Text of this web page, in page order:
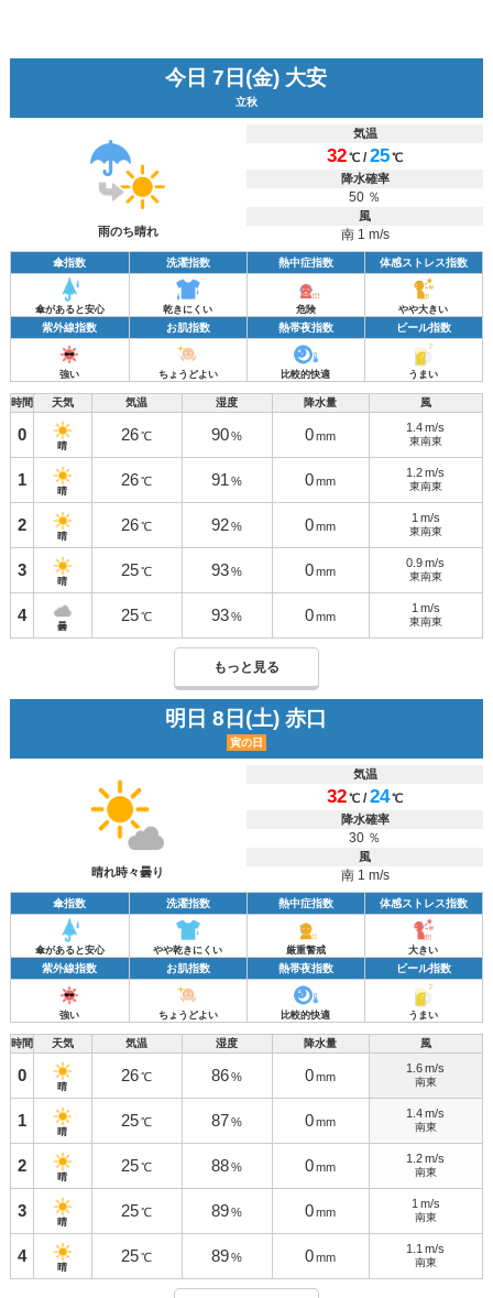
今日 7日(金) 大安
立秋
雨のち晴れ
気温
32℃ /25℃
降水確率
50 ％
風
南 1 m/s
傘指数 洗濯指数 熱中症指数 体感ストレス指数
傘があると安心 乾きにくい 危険 やや大きい
紫外線指数 お肌指数 熱帯夜指数 ビール指数
強い ちょうどよい 比較的快適 うまい
時間 天気 気温 湿度 降水量 風
0
晴
26 ℃ 90 % 0 mm
1.4 m/s
東南東
1
晴
26 ℃ 91 % 0 mm
1.2 m/s
東南東
2
晴
26 ℃ 92 % 0 mm
1 m/s
東南東
3
晴
25 ℃ 93 % 0 mm
0.9 m/s
東南東
4
曇
25 ℃ 93 % 0 mm
1 m/s
東南東
もっと見る
明日 8日(土) 赤口
寅の日
晴れ時々曇り
気温
32℃ /24℃
降水確率
30 ％
風
南 1 m/s
傘指数 洗濯指数 熱中症指数 体感ストレス指数
傘があると安心 やや乾きにくい 厳重警戒 大きい
紫外線指数 お肌指数 熱帯夜指数 ビール指数
強い ちょうどよい 比較的快適 うまい
時間 天気 気温 湿度 降水量 風
0
晴
26 ℃ 86 % 0 mm
1.6 m/s
南東
1
晴
25 ℃ 87 % 0 mm
1.4 m/s
南東
2
晴
25 ℃ 88 % 0 mm
1.2 m/s
南東
3
晴
25 ℃ 89 % 0 mm
1 m/s
南東
4
晴
25 ℃ 89 % 0 mm
1.1 m/s
南東